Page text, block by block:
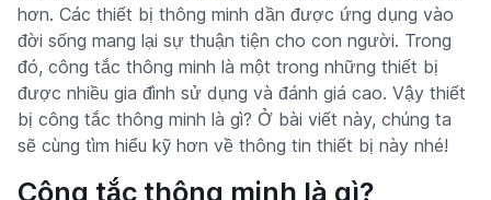
hơn. Các thiết bị thông minh dần được ứng dụng vào
đời sống mang lại sự thuận tiện cho con người. Trong
đó, công tắc thông minh là một trong những thiết bị
được nhiều gia đình sử dụng và đánh giá cao. Vậy thiết
bị công tắc thông minh là gì? Ở bài viết này, chúng ta
sẽ cùng tìm hiểu kỹ hơn về thông tin thiết bị này nhé!
Công tắc thông minh là gì?